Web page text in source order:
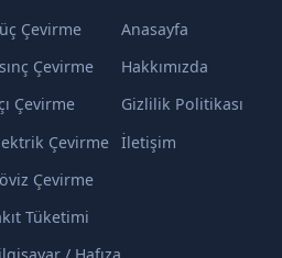
Çevirme
Çevirme
Çevirme
Çevirme
Çevirme
Tüketimi
Anasayfa
Hakkımızda
Gizlilik Politikası
İletişim